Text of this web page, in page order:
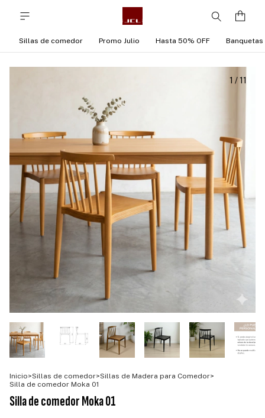
Sillas de comedor Promo Julio Hasta 50% OFF Banquetas
1 /11
Inicio>Sillas de comedor>Sillas de Madera para Comedor>
Silla de comedor Moka 01
Silla de comedor Moka 01